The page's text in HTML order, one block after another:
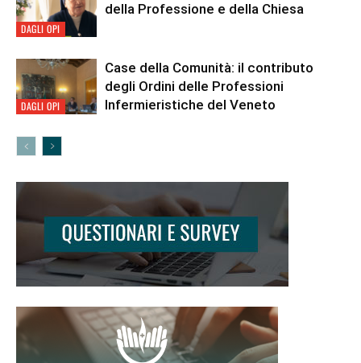
DAGLI OPI
della Professione e della Chiesa
DAGLI OPI
Case della Comunità: il contributo
degli Ordini delle Professioni
Infermieristiche del Veneto